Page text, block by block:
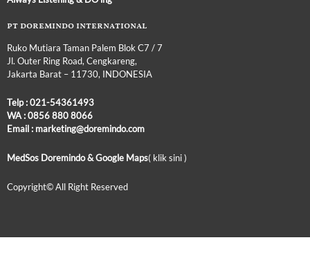
pt doremindo international
Ruko Mutiara Taman Palem Blok C7 / 7
Jl. Outer Ring Road, Cengkareng,
Jakarta Barat – 11730, INDONESIA
Telp :021-54361493
WA :0856 880 8066
Email : marketing@doremindo.com
MedSos Doremindo &Google Maps( klik sini )
Copyright© All Right Reserved